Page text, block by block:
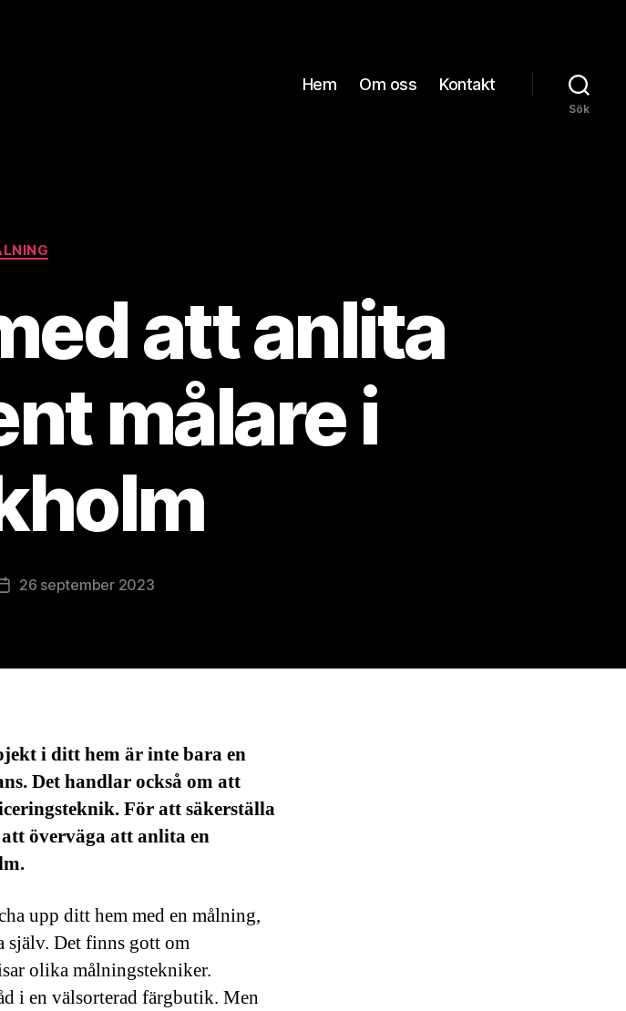
Hem Om oss Kontakt
Sök
Kategorier
att anlita
målare i
Inläggsdatum
26 september 2023
i ditt hem är inte bara en
Det handlar också om att
För att säkerställa
överväga att anlita en
upp ditt hem med en målning,
själv. Det finns gott om
olika målningstekniker.
i en välsorterad färgbutik. Men